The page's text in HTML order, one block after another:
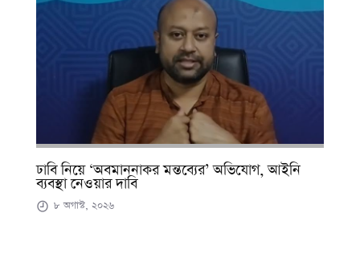
ঢাবি নিয়ে ‘অবমাননাকর মন্তব্যের’ অভিযোগ, আইনি
ব্যবস্থা নেওয়ার দাবি
৮ অগাস্ট, ২০২৬